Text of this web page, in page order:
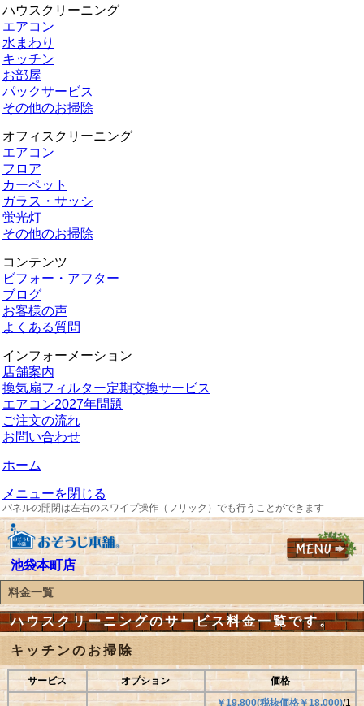
ハウスクリーニング
エアコン
水まわり
キッチン
お部屋
パックサービス
その他のお掃除
オフィスクリーニング
エアコン
フロア
カーペット
ガラス・サッシ
蛍光灯
その他のお掃除
コンテンツ
ビフォー・アフター
ブログ
お客様の声
よくある質問
インフォーメーション
店舗案内
換気扇フィルター定期交換サービス
エアコン2027年問題
ご注文の流れ
お問い合わせ
ホーム
メニューを閉じる
パネルの開閉は左右のスワイプ操作（フリック）でも行うことができます
池袋本町店
料金一覧
ハウスクリーニングのサービス料金一覧です。
キッチンのお掃除
サービス オプション 価格
￥19,800(税抜価格￥18,000)/1